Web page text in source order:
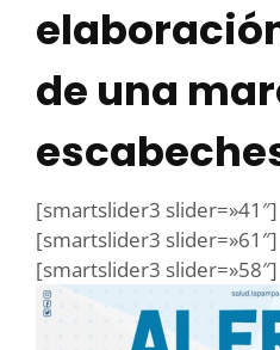
de una
[smartslider3 slider=»41″]
[smartslider3 slider=»61″]
[smartslider3 slider=»58″]